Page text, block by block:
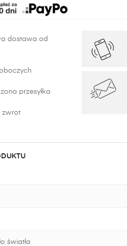
dostawa od
przesyłka
zwrot
światła